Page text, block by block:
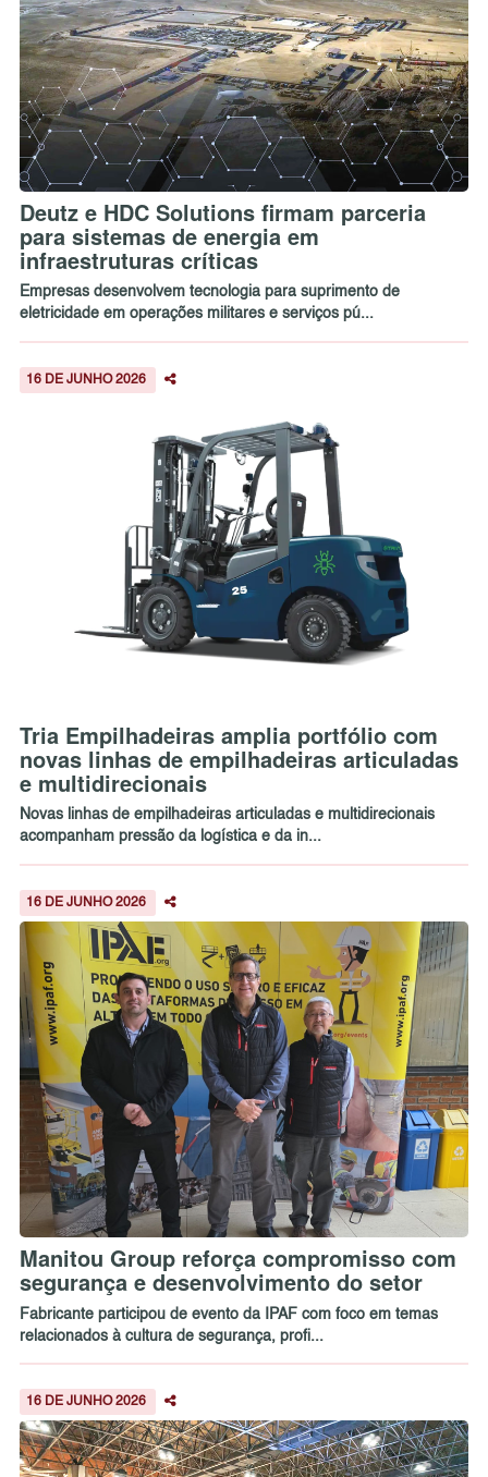
Deutz e HDC Solutions firmam parceria
para sistemas de energia em
infraestruturas críticas
Empresas desenvolvem tecnologia para suprimento de
eletricidade em operações militares e serviços pú...
16 DE JUNHO 2026
Tria Empilhadeiras amplia portfólio com
novas linhas de empilhadeiras articuladas
e multidirecionais
Novas linhas de empilhadeiras articuladas e multidirecionais
acompanham pressão da logística e da in...
16 DE JUNHO 2026
Manitou Group reforça compromisso com
segurança e desenvolvimento do setor
Fabricante participou de evento da IPAF com foco em temas
relacionados à cultura de segurança, profi...
16 DE JUNHO 2026